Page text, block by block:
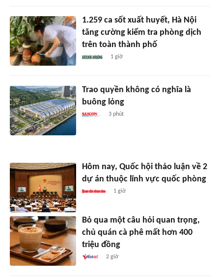
1.259 ca sốt xuất huyết, Hà Nội
tăng cường kiểm tra phòng dịch
trên toàn thành phố
1 giờ
Trao quyền không có nghĩa là
buông lỏng
3 phút
Hôm nay, Quốc hội thảo luận về 2
dự án thuộc lĩnh vực quốc phòng
1 giờ
Bỏ qua một câu hỏi quan trọng,
chủ quán cà phê mất hơn 400
triệu đồng
2 giờ